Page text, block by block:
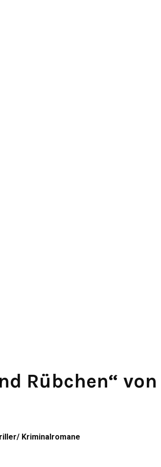
Rübchen“
Kriminalromane